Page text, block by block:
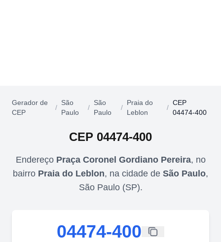
Gerador de
CEP
/
São
Paulo
/
São
Paulo
/
Praia do
Leblon
/
CEP
04474-400
CEP 04474-400
Endereço Praça Coronel Gordiano Pereira, no
bairro Praia do Leblon, na cidade de São Paulo,
São Paulo(SP).
04474-400